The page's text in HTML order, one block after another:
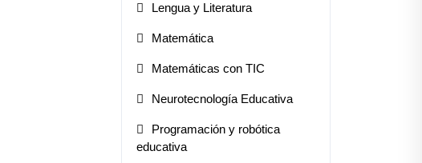
Lengua y Literatura
Matemática
Matemáticas con TIC
Neurotecnología Educativa
Programación y robótica
educativa